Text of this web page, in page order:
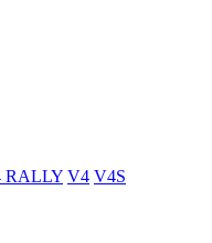
RALLY V4 V4S